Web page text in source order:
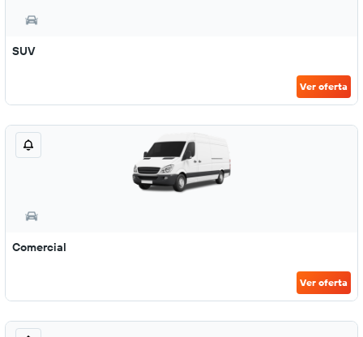
SUV
Ver oferta
Comercial
Ver oferta